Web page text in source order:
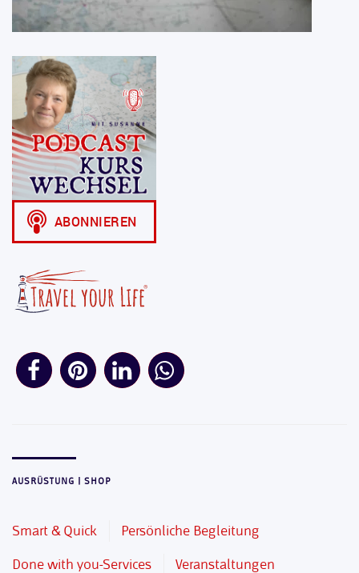
AUSRÜSTUNG | SHOP
Smart & Quick Persönliche Begleitung
Done with you-Services Veranstaltungen